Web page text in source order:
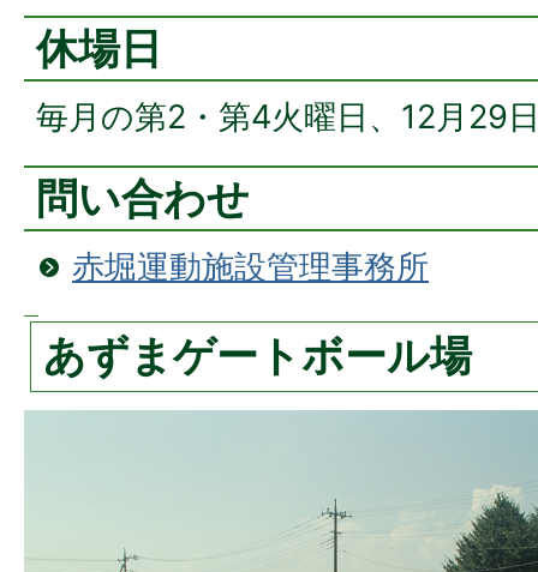
休場日
毎月の第2・第4火曜日、12月29
問い合わせ
赤堀運動施設管理事務所
あずまゲートボール場